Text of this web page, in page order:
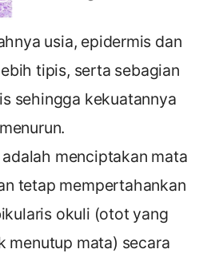
usia, epidermis dan
tipis, serta sebagian
sehingga kekuatannya
menurun.
menciptakan mata
tetap mempertahankan
okuli (otot yang
menutup mata) secara